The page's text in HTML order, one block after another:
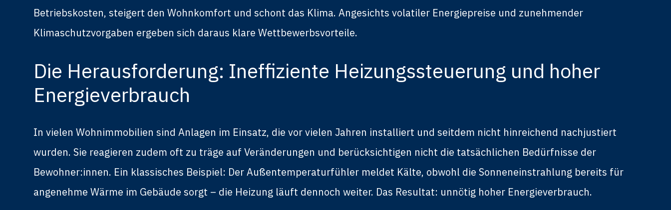
Betriebskosten, steigert den Wohnkomfort und schont das Klima. Angesichts volatiler Energiepreise und zunehmender
Klimaschutzvorgaben ergeben sich daraus klare Wettbewerbsvorteile.
Die Herausforderung: Ineffiziente Heizungssteuerung und hoher
Energieverbrauch
In vielen Wohnimmobilien sind Anlagen im Einsatz, die vor vielen Jahren installiert und seitdem nicht hinreichend nachjustiert
wurden. Sie reagieren zudem oft zu träge auf Veränderungen und berücksichtigen nicht die tatsächlichen Bedürfnisse der
Bewohner:innen. Ein klassisches Beispiel: Der Außentemperaturfühler meldet Kälte, obwohl die Sonneneinstrahlung bereits für
angenehme Wärme im Gebäude sorgt – die Heizung läuft dennoch weiter. Das Resultat: unnötig hoher Energieverbrauch.